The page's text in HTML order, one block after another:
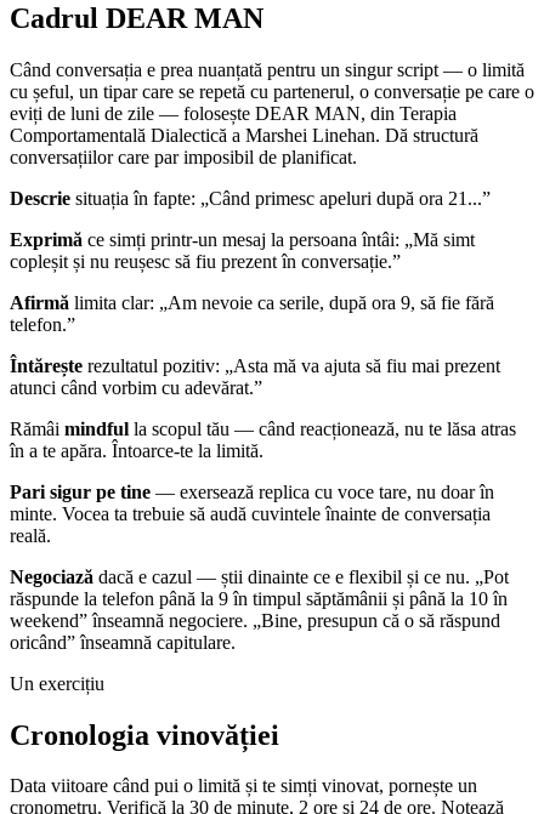
Cadrul DEAR MAN
Când conversația e prea nuanțată pentru un singur script — o limită
cu șeful, un tipar care se repetă cu partenerul, o conversație pe care o
eviți de luni de zile — folosește DEAR MAN, din Terapia
Comportamentală Dialectică a Marshei Linehan. Dă structură
conversațiilor care par imposibil de planificat.
Descrie situația în fapte: „Când primesc apeluri după ora 21...”
Exprimă ce simți printr-un mesaj la persoana întâi: „Mă simt
copleșit și nu reușesc să fiu prezent în conversație.”
Afirmă limita clar: „Am nevoie ca serile, după ora 9, să fie fără
telefon.”
Întărește rezultatul pozitiv: „Asta mă va ajuta să fiu mai prezent
atunci când vorbim cu adevărat.”
Rămâi mindful la scopul tău — când reacționează, nu te lăsa atras
în a te apăra. Întoarce-te la limită.
Pari sigur pe tine — exersează replica cu voce tare, nu doar în
minte. Vocea ta trebuie să audă cuvintele înainte de conversația
reală.
Negociază dacă e cazul — știi dinainte ce e flexibil și ce nu. „Pot
răspunde la telefon până la 9 în timpul săptămânii și până la 10 în
weekend” înseamnă negociere. „Bine, presupun că o să răspund
oricând” înseamnă capitulare.
Un exercițiu
Cronologia vinovăției
Data viitoare când pui o limită și te simți vinovat, pornește un
cronometru. Verifică la 30 de minute, 2 ore și 24 de ore. Notează